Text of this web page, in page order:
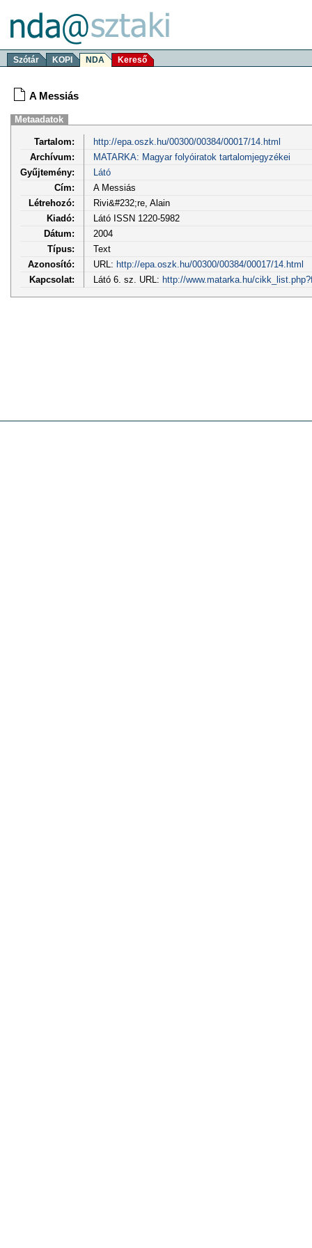
Szótár KOPI NDA Kereső
A Messiás
Metaadatok
Tartalom:
http://epa.oszk.hu/00300/00384/00017/14.html
Archívum:
MATARKA: Magyar folyóiratok tartalomjegyzékei
Gyűjtemény:
Látó
Cím:
A Messiás
Létrehozó:
Rivi&#232;re, Alain
Kiadó:
Látó ISSN 1220-5982
Dátum:
2004
Típus:
Text
Azonosító:
URL: http://epa.oszk.hu/00300/00384/00017/14.html
Kapcsolat:
Látó 6. sz. URL: http://www.matarka.hu/